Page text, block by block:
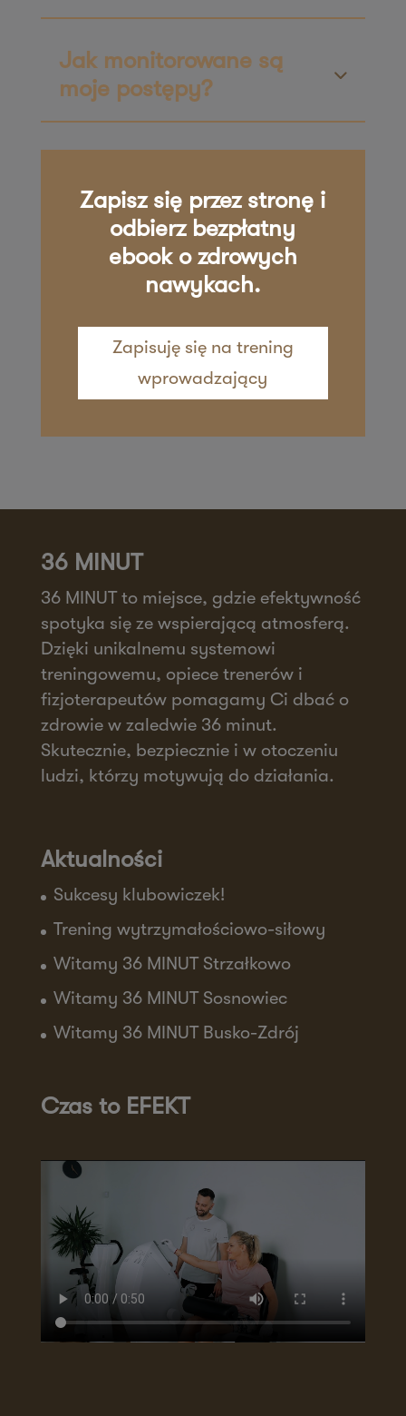
88-400 Żnin
36 MINUT Żory
ul. Wolontariuszy 17/u6
Zapisz mnie
36 MINUT Żywiec
ul. Kościuszki 29
34-200 Żywiec
Jak monitorowane są
moje postępy?
Zapisz się przez stronę i
odbierz bezpłatny
ebook o zdrowych
nawykach.
Zapisuję się na trening
wprowadzający
36 MINUT
36 MINUT to miejsce, gdzie efektywność
spotyka się ze wspierającą atmosferą.
Dzięki unikalnemu systemowi
treningowemu, opiece trenerów i
fizjoterapeutów pomagamy Ci dbać o
zdrowie w zaledwie 36 minut.
Skutecznie, bezpiecznie i w otoczeniu
ludzi, którzy motywują do działania.
Aktualności
Sukcesy klubowiczek!
Trening wytrzymałościowo-siłowy
Witamy 36 MINUT Strzałkowo
Witamy 36 MINUT Sosnowiec
Witamy 36 MINUT Busko-Zdrój
Czas to EFEKT